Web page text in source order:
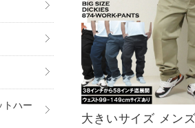
大きいサイズ メンズ
トハー